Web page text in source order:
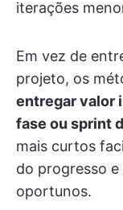
iterações
Em vez de
projeto, os
entregar valor
fase ou sprint
mais curtos
do progresso e
oportunos.